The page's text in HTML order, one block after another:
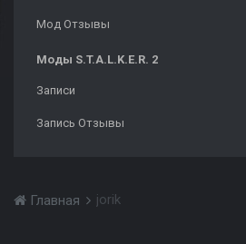
Мод Отзывы
Моды S.T.A.L.K.E.R. 2
Записи
Запись Отзывы
Главная jorik